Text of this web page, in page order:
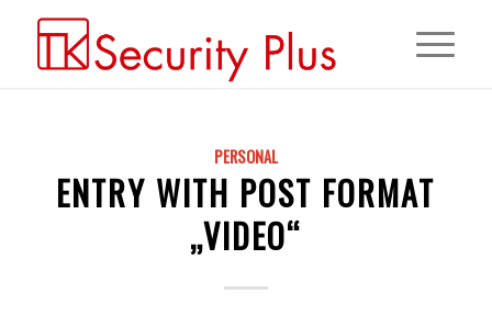
PERSONAL
ENTRY WITH POST FORMAT
„VIDEO“